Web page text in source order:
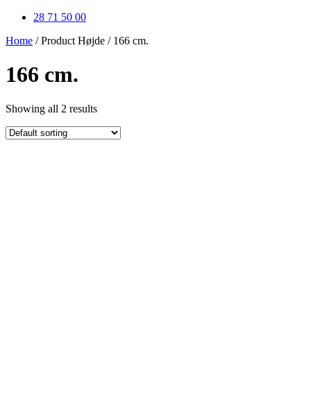
28 71 50 00
Home / Product Højde / 166 cm.
166 cm.
Showing all 2 results